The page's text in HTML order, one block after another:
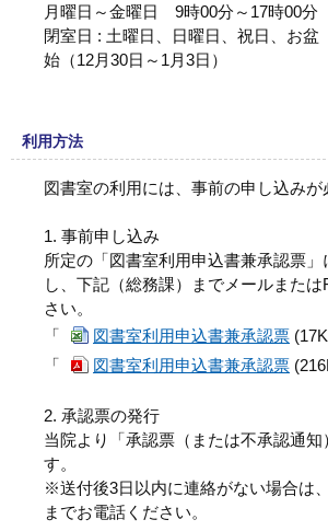
月曜日～金曜日 9時00分～17時00分
閉室日 : 土曜日、日曜日、祝日、お盆
始（12月30日～1月3日）
利用方法
図書室の利用には、事前の申し込みが
1. 事前申し込み
所定の「図書室利用申込書兼承認票」
し、下記（総務課）までメールまたは
さい。
「
図書室利用申込書兼承認票
「
図書室利用申込書兼承認票
2. 承認票の発行
当院より「承認票（または不承認通知
す。
※送付後3日以内に連絡がない場合は
までお電話ください。